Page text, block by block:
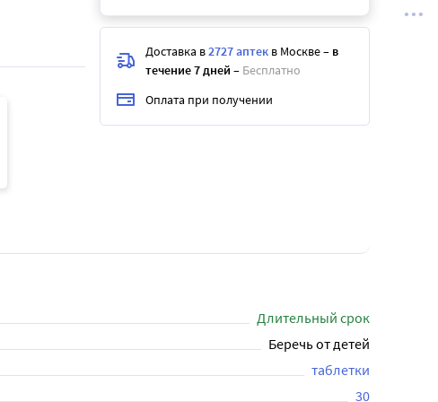
Доставка в2727 аптек в Москве– в
течение 7 дней – Бесплатно
Оплата при получении
Длительный срок
Беречь от детей
таблетки
30